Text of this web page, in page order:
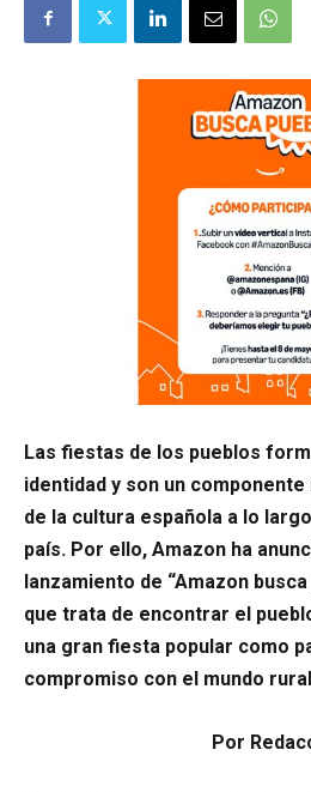
Las fiestas de los pueblos
identidad y son un
de la cultura española a lo
país. Por ello, Amazon ha
lanzamiento de “Amazon
que trata de encontrar el
una gran fiesta popular como
compromiso con el mundo
Por